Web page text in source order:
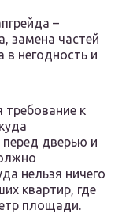
–
замена частей
негодность и
требование к
перед дверью и
нельзя ничего
квартир, где
площади.